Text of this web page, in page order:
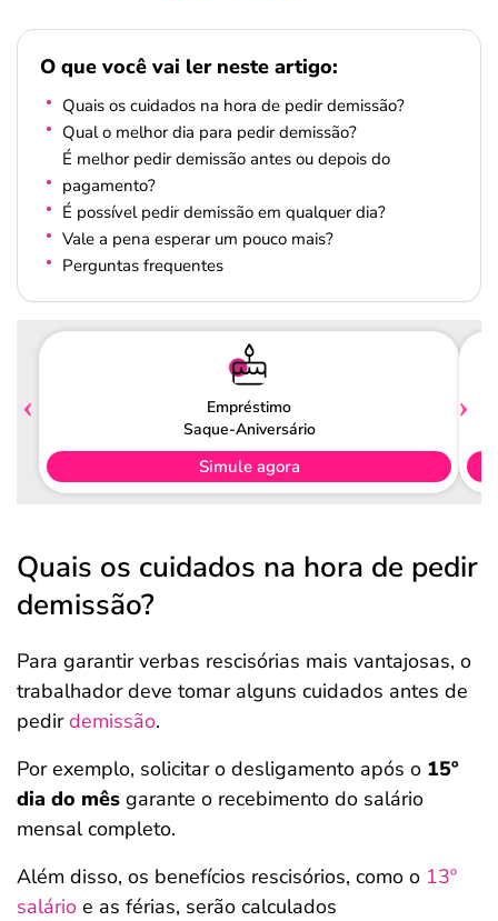
O que você vai ler neste artigo:
Quais os cuidados na hora de pedir demissão?
Qual o melhor dia para pedir demissão?
É melhor pedir demissão antes ou depois do
pagamento?
É possível pedir demissão em qualquer dia?
Vale a pena esperar um pouco mais?
Perguntas frequentes
Empréstimo
Saque-Aniversário
Simule agora
Quais os cuidados na hora de pedir
demissão?
Para garantir verbas rescisórias mais vantajosas, o
trabalhador deve tomar alguns cuidados antes de
pedirdemissão.
Por exemplo, solicitar o desligamento após o 15º
dia do mês garante o recebimento do salário
mensal completo.
Além disso, os benefícios rescisórios, como o 13º
salário e as férias, serão calculados